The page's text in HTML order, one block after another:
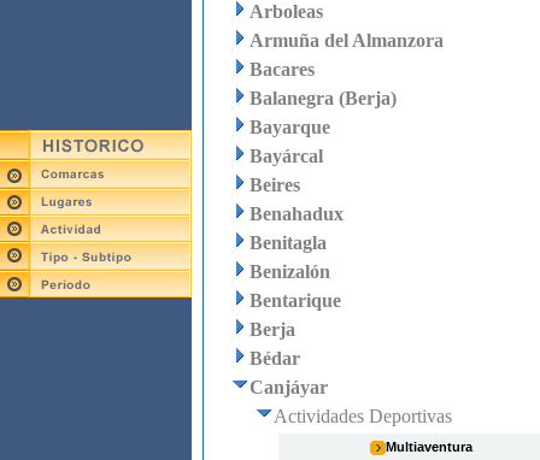
Arboleas
Armuña del Almanzora
Bacares
Balanegra (Berja)
Bayarque
Bayárcal
Beires
Benahadux
Benitagla
Benizalón
Bentarique
Berja
Bédar
Canjáyar
Actividades Deportivas
Multiaventura